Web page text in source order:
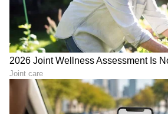
• ಐಕ್ಯೂ ಝಡ್11ಎಕ್ಸ್ 5ಜಿ ಮೂಲ ಬೆಲೆ
ಪ್ರಸ್ತುತ ರೂ. 19,999ಕ್ಕೆ ಲಭ್ಯವಿದೆ.
• ಹಾಗೆಯೇ, ಐಕ್ಯೂ ನಿಯೋ 10 ಮೂಲ
ಆಗಿದ್ದು, ಈಗ ರೂ. 34,999ಕ್ಕೆ ಸಿಗುತ್ತಿದೆ.
• ಇನ್ನು ಬಜೆಟ್‌ನಲ್ಲಿ 5G ಫೋನ್